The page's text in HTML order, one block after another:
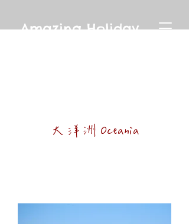
Amazing Holiday
大洋洲 Oceania